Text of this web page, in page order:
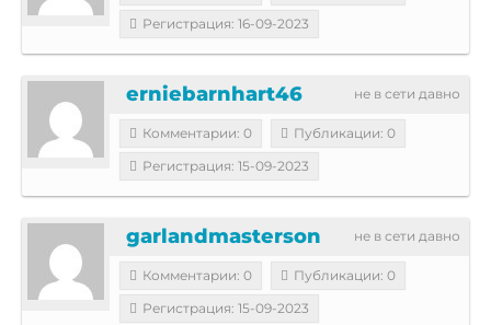
Регистрация: 16-09-2023
не в сети давно
erniebarnhart46
Комментарии: 0
Публикации: 0
Регистрация: 15-09-2023
не в сети давно
garlandmasterson
Комментарии: 0
Публикации: 0
Регистрация: 15-09-2023